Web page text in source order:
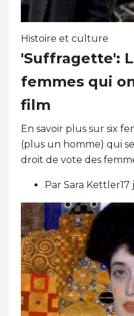
Histoire et culture
'Suffragette':
femmes qui
film
En savoir plus sur six
(plus un homme) qui
droit de vote des
Par Sara Kettler17